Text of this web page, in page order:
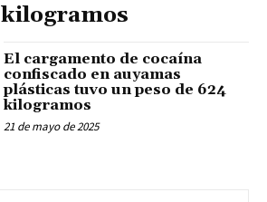
kilogramos
El cargamento de cocaína
confiscado en auyamas
plásticas tuvo un peso de 624
kilogramos
21 de mayo de 2025